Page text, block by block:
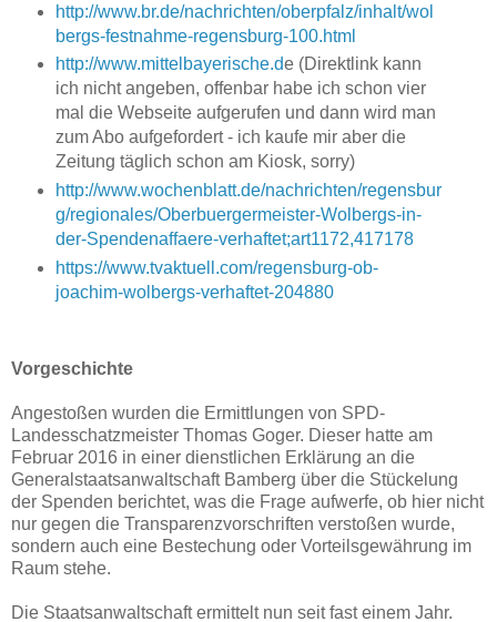
http://www.br.de/nachrichten/oberpfalz/inhalt/wol
bergs-festnahme-regensburg-100.html
http://www.mittelbayerische.de (Direktlink kann
ich nicht angeben, offenbar habe ich schon vier
mal die Webseite aufgerufen und dann wird man
zum Abo aufgefordert - ich kaufe mir aber die
Zeitung täglich schon am Kiosk, sorry)
http://www.wochenblatt.de/nachrichten/regensbur
g/regionales/Oberbuergermeister-Wolbergs-in-
der-Spendenaffaere-verhaftet;art1172,417178
https://www.tvaktuell.com/regensburg-ob-
joachim-wolbergs-verhaftet-204880
Vorgeschichte
Angestoßen wurden die Ermittlungen von SPD-
Landesschatzmeister Thomas Goger. Dieser hatte am
Februar 2016 in einer dienstlichen Erklärung an die
Generalstaatsanwaltschaft Bamberg über die Stückelung
der Spenden berichtet, was die Frage aufwerfe, ob hier nicht
nur gegen die Transparenzvorschriften verstoßen wurde,
sondern auch eine Bestechung oder Vorteilsgewährung im
Raum stehe.
Die Staatsanwaltschaft ermittelt nun seit fast einem Jahr.